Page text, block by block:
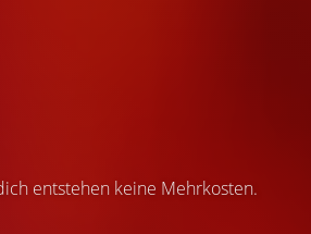
entstehen keine Mehrkosten.